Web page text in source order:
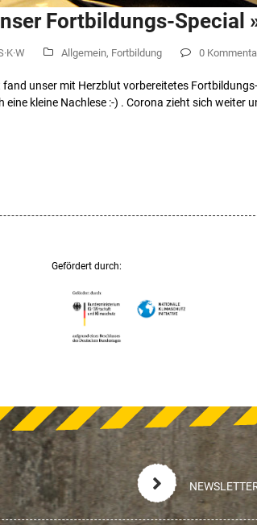
Fortbildungs-Special
Allgemein, Fortbildung 0
unser mit Herzblut vorbereitetes
eine kleine Nachlese :-) . Corona zieht sich weiter
Gefördert durch: